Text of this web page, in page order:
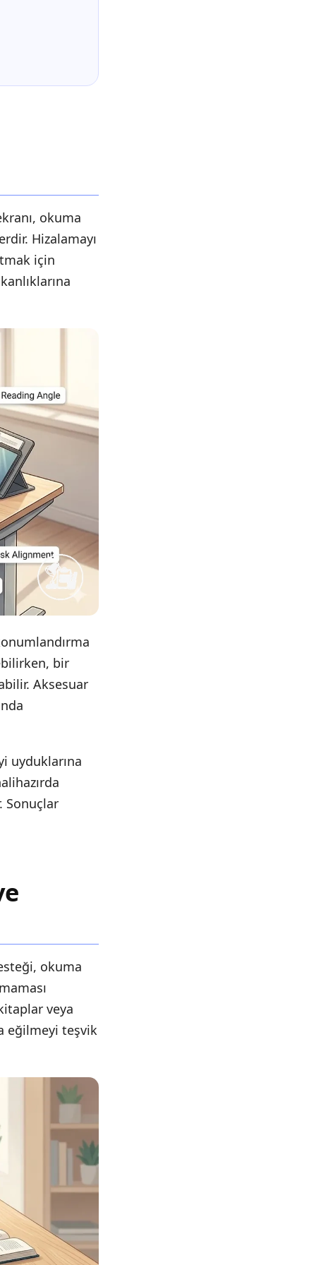
okuma
Hizalamayı
için
bir
Aksesuar
uyduklarına
Sonuçlar
okuma
veya
eğilmeyi teşvik